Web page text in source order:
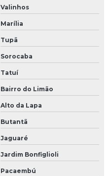
Valinhos
Marília
Tupã
Sorocaba
Tatuí
Bairro do Limão
Alto da Lapa
Butantã
Jaguaré
Jardim Bonfiglioli
Pacaembú